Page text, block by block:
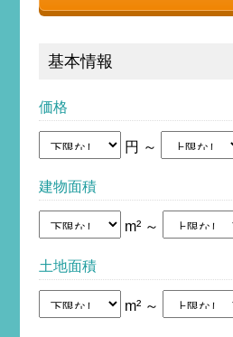
基本情報
価格
円 ～
建物面積
m² ～
土地面積
m² ～